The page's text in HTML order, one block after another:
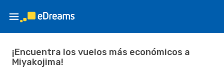
¡Encuentra los vuelos más económicos a
Miyakojima!